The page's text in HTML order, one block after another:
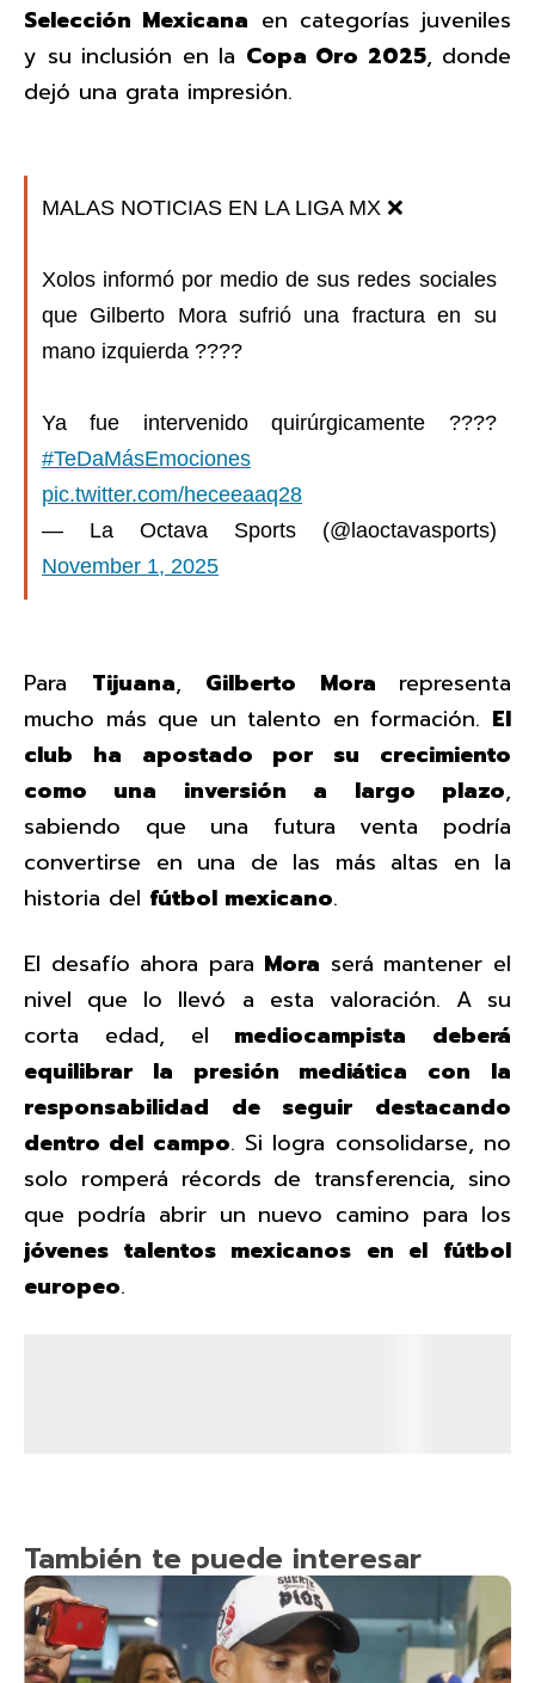
Selección Mexicana en categorías juveniles
y su inclusión en la Copa Oro 2025, donde
dejó una grata impresión.
MALAS NOTICIAS EN LA LIGA MX ❌
Xolos informó por medio de sus redes sociales
que Gilberto Mora sufrió una fractura en su
mano izquierda ????
Ya fue intervenido quirúrgicamente ????
#TeDaMásEmociones
pic.twitter.com/heceeaaq28
— La Octava Sports (@laoctavasports)
November 1, 2025
Para Tijuana, Gilberto Mora representa
mucho más que un talento en formación. El
club ha apostado por su crecimiento
como una inversión a largo plazo,
sabiendo que una futura venta podría
convertirse en una de las más altas en la
historia del fútbol mexicano.
El desafío ahora para Mora será mantener el
nivel que lo llevó a esta valoración. A su
corta edad, el mediocampista
deberá
equilibrar la presión mediática con la
responsabilidad de seguir destacando
dentro del campo. Si logra consolidarse, no
solo romperá récords de transferencia, sino
que podría abrir un nuevo camino para los
jóvenes talentos mexicanos en el fútbol
europeo.
También te puede interesar